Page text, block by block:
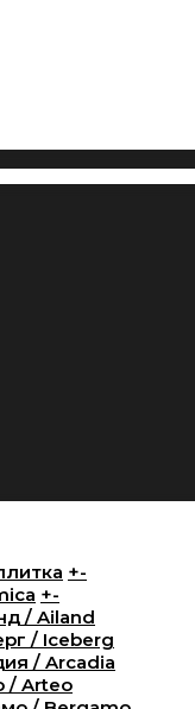
+-
+-
/ Ailand
/ Iceberg
/ Arcadia
/ Arteo